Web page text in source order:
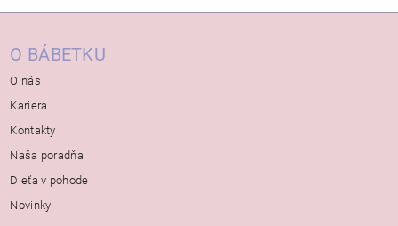
O BÁBETKU
O nás
Kariera
Kontakty
Naša poradňa
Dieťa v pohode
Novinky